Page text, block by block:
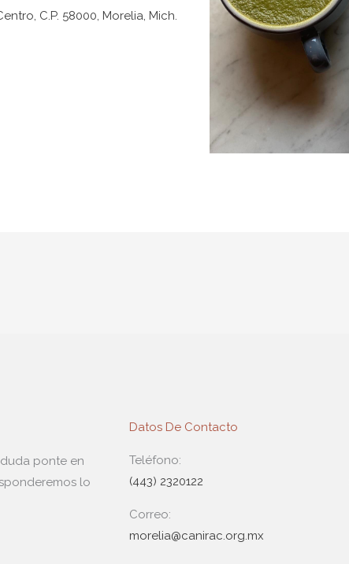
C.P. 58000, Morelia, Mich.
ponte en
lo
Datos De Contacto
Teléfono:
(443) 2320122
Correo:
morelia@canirac.org.mx